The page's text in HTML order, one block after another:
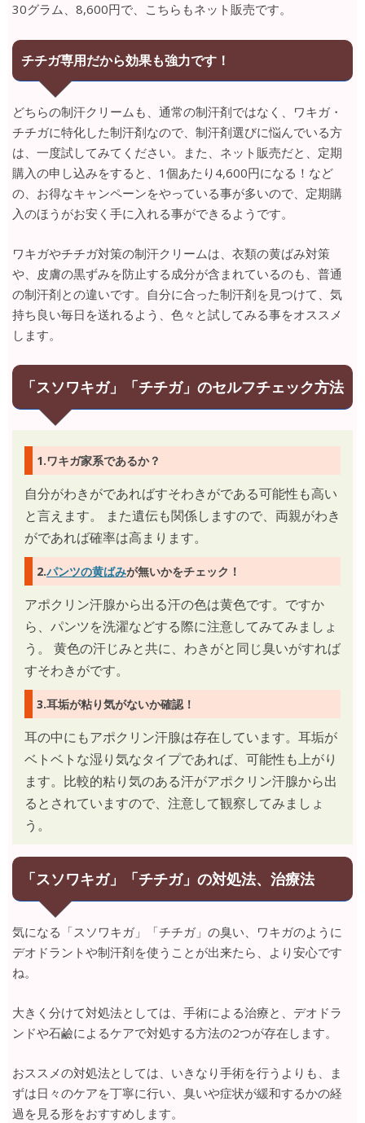
30グラム、8,600円で、こちらもネット販売です。
チチガ専用だから効果も強力です！
どちらの制汗クリームも、通常の制汗剤ではなく、ワキガ・
チチガに特化した制汗剤なので、制汗剤選びに悩んでいる方
は、一度試してみてください。また、ネット販売だと、定期
購入の申し込みをすると、1個あたり4,600円になる！など
の、お得なキャンペーンをやっている事が多いので、定期購
入のほうがお安く手に入れる事ができるようです。
ワキガやチチガ対策の制汗クリームは、衣類の黄ばみ対策
や、皮膚の黒ずみを防止する成分が含まれているのも、普通
の制汗剤との違いです。自分に合った制汗剤を見つけて、気
持ち良い毎日を送れるよう、色々と試してみる事をオススメ
します。
「スソワキガ」「チチガ」のセルフチェック方法
1.ワキガ家系であるか？
自分がわきがであればすそわきがである可能性も高い
と言えます。 また遺伝も関係しますので、両親がわき
がであれば確率は高まります。
2.パンツの黄ばみが無いかをチェック！
アポクリン汗腺から出る汗の色は黄色です。ですか
ら、パンツを洗濯などする際に注意してみてみましょ
う。 黄色の汗じみと共に、わきがと同じ臭いがすれば
すそわきがです。
3.耳垢が粘り気がないか確認！
耳の中にもアポクリン汗腺は存在しています。耳垢が
ベトベトな湿り気なタイプであれば、可能性も上がり
ます。比較的粘り気のある汗がアポクリン汗腺から出
るとされていますので、注意して観察してみましょ
う。
「スソワキガ」「チチガ」の対処法、治療法
気になる「スソワキガ」「チチガ」の臭い、ワキガのように
デオドラントや制汗剤を使うことが出来たら、より安心です
ね。
大きく分けて対処法としては、手術による治療と、デオドラ
ンドや石鹼によるケアで対処する方法の2つが存在します。
おススメの対処法としては、いきなり手術を行うよりも、ま
ずは日々のケアを丁寧に行い、臭いや症状が緩和するかの経
過を見る形をおすすめします。